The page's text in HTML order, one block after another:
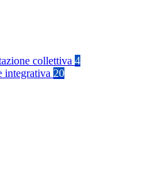
collettiva 4
integrativa 20